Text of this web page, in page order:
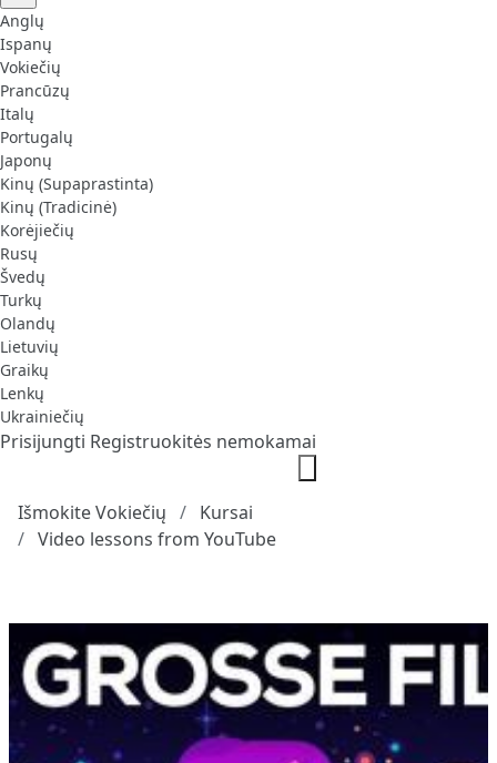
Anglų
Ispanų
Vokiečių
Prancūzų
Italų
Portugalų
Japonų
Kinų (Supaprastinta)
Kinų (Tradicinė)
Korėjiečių
Rusų
Švedų
Turkų
Olandų
Lietuvių
Graikų
Lenkų
Ukrainiečių
Prisijungti Registruokitės nemokamai
Išmokite Vokiečių
Kursai
Video lessons from YouTube